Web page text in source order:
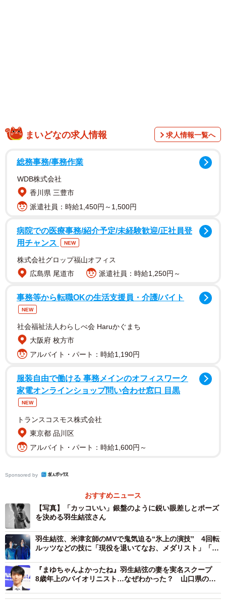
ジも、凄く凄く好き」などの声が寄せられました。
羽生さんは、8月に自身のＸにて「今シーズンですが、より
進化するためにメンテナンス期間を設けることにしまし
た！」と活動を一時休止することを報告。「来年の春頃を
目指して、たくさん勉強し、肉体改造もして、更に頑張っ
ていきますので、期待して待っていてください！」とコメ
まいどなの求人情報 求人情報一覧へ
総務事務/事務作業
WDB株式会社
香川県 三豊市
派遣社員：時給1,450円～1,500円
病院での医療事務/紹介予定/未経験歓迎/正社員登
用チャンス
NEW
株式会社グロップ福山オフィス
広島県 尾道市
派遣社員：時給1,250円～
事務等から転職OKの生活支援員・介護/バイト
NEW
社会福祉法人わらしべ会 Haruかぐまち
大阪府 枚方市
アルバイト・パート：時給1,190円
服装自由で働ける 事務メインのオフィスワーク
家電オンラインショップ問い合わせ窓口 目黒
NEW
トランスコスモス株式会社
東京都 品川区
アルバイト・パート：時給1,600円～
Sponsored by
おすすめニュース
【写真】「カッコいい」銀盤のように鋭い眼差しとポーズ
を決める羽生結弦さん
羽生結弦、米津玄師のMVで鬼気迫る“氷上の演技” 4回転
ルッツなどの技に「現役を退いてなお、メダリスト」「人
『まゆちゃんよかったね』羽生結弦の妻を実名スクープ
8歳年上のバイオリニスト…なぜわかった？ 山口県の地